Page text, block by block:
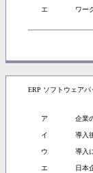
エ ワー
ERP ソフトウェア
ア 企業
イ 導入
ウ 導入
エ 日本